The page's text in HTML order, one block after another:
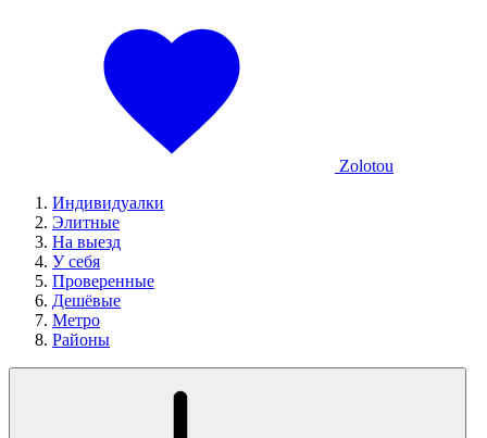
Zolotou
Индивидуалки
Элитные
На выезд
У себя
Проверенные
Дешёвые
Метро
Районы